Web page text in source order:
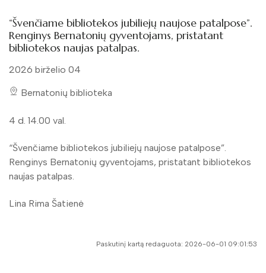
“Švenčiame bibliotekos jubiliejų naujose patalpose”.
Renginys Bernatonių gyventojams, pristatant
bibliotekos naujas patalpas.
2026 birželio 04
Bernatonių biblioteka
4 d. 14.00 val.
“Švenčiame bibliotekos jubiliejų naujose patalpose”.
Renginys Bernatonių gyventojams, pristatant bibliotekos
naujas patalpas.
Lina Rima Šatienė
Paskutinį kartą redaguota: 2026-06-01 09:01:53